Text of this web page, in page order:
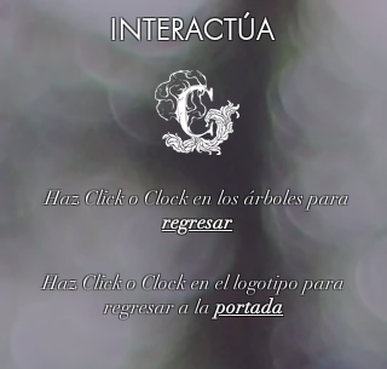
INTERACTÚA
Haz Click o Clock en los árboles para
regresar
Haz Click o Clock en el logotipo para
regresar a laportada